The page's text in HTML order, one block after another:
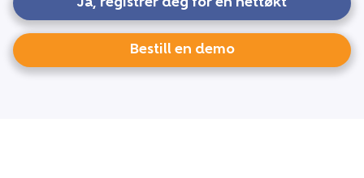
Ja, registrer deg for en nettøkt
Bestill en demo